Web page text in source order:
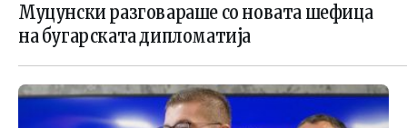
Муцунски разговараше со новата шефица
на бугарската дипломатија